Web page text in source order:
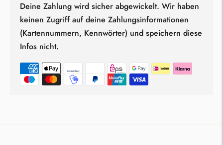
Deine Zahlung wird sicher abgewickelt. Wir haben
keinen Zugriff auf deine Zahlungsinformationen
(Kartennummern, Kennwörter) und speichern diese
Infos nicht.
in